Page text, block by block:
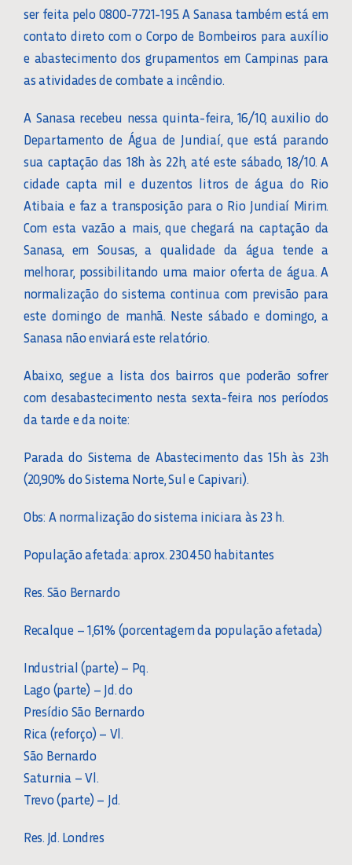
ser feita pelo 0800-7721-195. A Sanasa também está em
contato direto com o Corpo de Bombeiros para auxílio
e abastecimento dos grupamentos em Campinas para
as atividades de combate a incêndio.
A Sanasa recebeu nessa quinta-feira, 16/10, auxilio do
Departamento de Água de Jundiaí, que está parando
sua captação das 18h às 22h, até este sábado, 18/10. A
cidade capta mil e duzentos litros de água do Rio
Atibaia e faz a transposição para o Rio Jundiaí Mirim.
Com esta vazão a mais, que chegará na captação da
Sanasa, em Sousas, a qualidade da água tende a
melhorar, possibilitando uma maior oferta de água. A
normalização do sistema continua com previsão para
este domingo de manhã. Neste sábado e domingo, a
Sanasa não enviará este relatório.
Abaixo, segue a lista dos bairros que poderão sofrer
com desabastecimento nesta sexta-feira nos períodos
da tarde e da noite:
Parada do Sistema de Abastecimento das 15h às 23h
(20,90% do Sistema Norte, Sul e Capivari).
Obs: A normalização do sistema iniciara às 23 h.
População afetada: aprox. 230.450 habitantes
Res. São Bernardo
Recalque – 1,61% (porcentagem da população afetada)
Industrial (parte) – Pq.
Lago (parte) – Jd. do
Presídio São Bernardo
Rica (reforço) – Vl.
São Bernardo
Saturnia – Vl.
Trevo (parte) – Jd.
Res. Jd. Londres